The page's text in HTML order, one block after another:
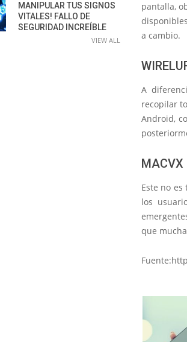
pantalla,
a cambio.
A
recopilar
Android,
MACVX
Este no
los
que
MANIPULAR TUS SIGNOS
VITALES! FALLO DE
SEGURIDAD INCREÍBLE
VIEW ALL